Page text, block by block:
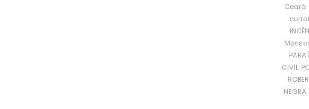
Ceará
CIVIL
NEGRA